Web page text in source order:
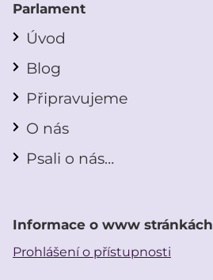
Parlament
Úvod
Blog
Připravujeme
O nás
Psali o nás…
Informace o www stránkách
Prohlášení o přístupnosti